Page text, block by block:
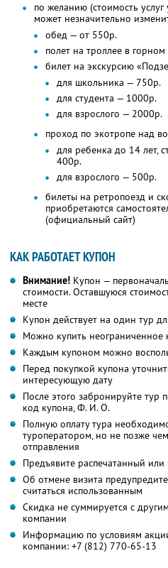
по желанию (стоимость
может незначительно
обед — от 550р.
полет на троллее в
билет на экскурсию
для школьника — 750р.
для студента — 1000р.
для взрослого — 2000р.
проход по экотропе над
для ребенка до 14 лет,
400р.
для взрослого — 500р.
билеты на ретропоезд и
приобретаются
(официальный сайт)
КАК РАБОТАЕТ КУПОН
Внимание! Купон —
стоимости. Оставшуюся
месте
Купон действует на один тур
Можно купить неограниченное
Каждым купоном можно
Перед покупкой купона
интересующую дату
После этого забронируйте
код купона,Ф. И. О.
Полную оплату тура
туроператором, но не позже
отправления
Предъявите распечатанный
Об отмене визита
считаться использованным
Скидка не суммируется с
компании
Информацию по условиям
компании: +7 (812) 770-65-13